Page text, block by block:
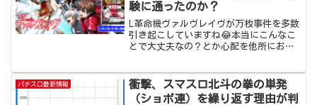
験に通ったのか？
L革命機ヴァルヴレイヴが万枚事件を多数
引き起こしていますね😂本当にこんなこ
とで大丈夫なの？とか心配を他所にお客
（長期的に戻るのかは不明です）さて最
近スロット界隈で言われ...
パチスロ最新情報
衝撃、スマスロ北斗の拳の単発
（ショボ連）を繰り返す理由が判